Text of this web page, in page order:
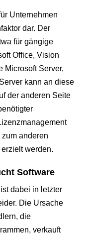
Unternehmen
dar. Der
für gängige
Office, Vision
Microsoft Server,
kann an diese
der anderen Seite
anderen
werden.
Software
ist dabei in letzter
Die Ursache
die
verkauft